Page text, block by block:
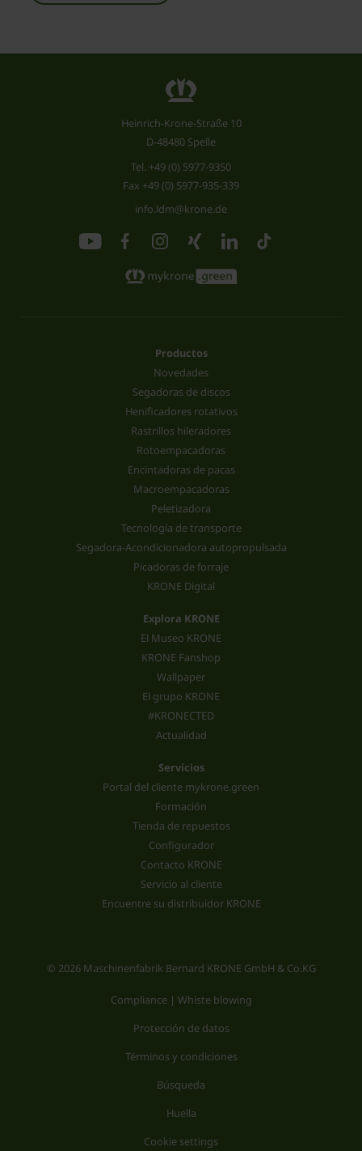
Heinrich-Krone-Straße 10
D-48480 Spelle
Tel. +49 (0) 5977-9350
Fax +49 (0) 5977-935-339
info.ldm@krone.de
Productos
Novedades
Segadoras de discos
Henificadores rotativos
Rastrillos hileradores
Rotoempacadoras
Encintadoras de pacas
Macroempacadoras
Peletizadora
Tecnología de transporte
Segadora-Acondicionadora autopropulsada
Picadoras de forraje
KRONE Digital
Explora KRONE
El Museo KRONE
KRONE Fanshop
Wallpaper
El grupo KRONE
#KRONECTED
Actualidad
Servicios
Portal del cliente mykrone.green
Formación
Tienda de repuestos
Configurador
Contacto KRONE
Servicio al cliente
Encuentre su distribuidor KRONE
© 2026 Maschinenfabrik Bernard KRONE GmbH & Co.KG
Compliance | Whiste blowing
Protección de datos
Términos y condiciones
Búsqueda
Huella
Cookie settings